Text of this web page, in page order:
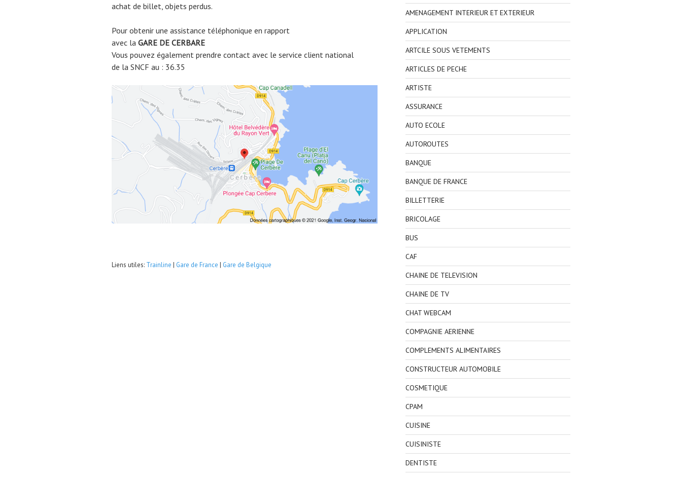
achat de billet, objets perdus.
Pour obtenir une assistance téléphonique en rapport
avec la GARE DE CERBARE
Vous pouvez également prendre contact avec le service client national
de la SNCF au : 36.35
Liens utiles: Trainline | Gare de France | Gare de Belgique
AMENAGEMENT INTERIEUR ET EXTERIEUR
APPLICATION
ARTCILE SOUS VETEMENTS
ARTICLES DE PECHE
ARTISTE
ASSURANCE
AUTO ECOLE
AUTOROUTES
BANQUE
BANQUE DE FRANCE
BILLETTERIE
BRICOLAGE
BUS
CAF
CHAINE DE TELEVISION
CHAINE DE TV
CHAT WEBCAM
COMPAGNIE AERIENNE
COMPLEMENTS ALIMENTAIRES
CONSTRUCTEUR AUTOMOBILE
COSMETIQUE
CPAM
CUISINE
CUISINISTE
DENTISTE